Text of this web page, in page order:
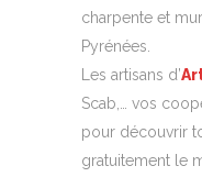
charpente et
Pyrénées.
Les artisans d’
Scab,… vos
pour découvrir
gratuitement le